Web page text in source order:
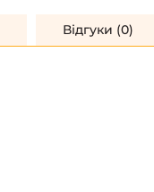
Відгуки (0)